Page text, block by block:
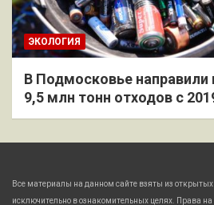
ЭКОЛОГИЯ
В Подмосковье направили
9,5 млн тонн отходов с
Все материалы на данном сайте взяты из
исключительно в ознакомительных целях. Права